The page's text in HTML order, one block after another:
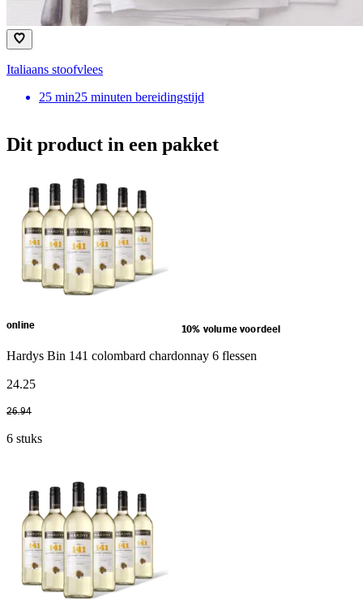
Italiaans stoofvlees
25 min25 minuten bereidingstijd
Dit product in een pakket
online 10% volume voordeel
Hardys Bin 141 colombard chardonnay 6 flessen
24.25
26.94
6 stuks